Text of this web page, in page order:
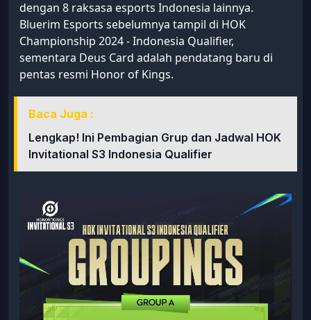
dengan 8 raksasa esports Indonesia lainnya.
Bluerim Esports sebelumnya tampil di HOK
Championship 2024 - Indonesia Qualifier,
sementara Deus Card adalah pendatang baru di
pentas resmi Honor of Kings.
Baca Juga :
Lengkap! Ini Pembagian Grup dan Jadwal HOK
Invitational S3 Indonesia Qualifier